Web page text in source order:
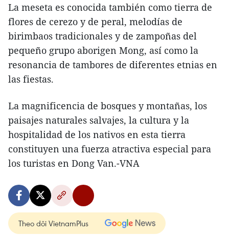
La meseta es conocida también como tierra de
flores de cerezo y de peral, melodías de
birimbaos tradicionales y de zampoñas del
pequeño grupo aborigen Mong, así como la
resonancia de tambores de diferentes etnias en
las fiestas.
La magnificencia de bosques y montañas, los
paisajes naturales salvajes, la cultura y la
hospitalidad de los nativos en esta tierra
constituyen una fuerza atractiva especial para
los turistas en Dong Van.-VNA
Theo dõi VietnamPlus